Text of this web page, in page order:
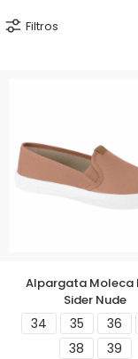
Filtros
Alpargata Moleca
Sider Nude
34 35 36
38
39